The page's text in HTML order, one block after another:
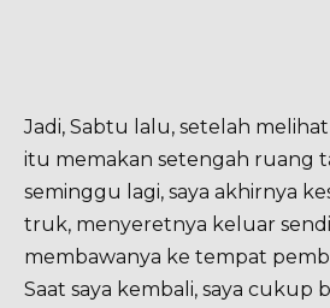
Jadi, Sabtu lalu, setelah
itu memakan setengah ruang
seminggu lagi, saya akhirnya
truk, menyeretnya keluar
membawanya ke tempat
Saat saya kembali, saya cukup